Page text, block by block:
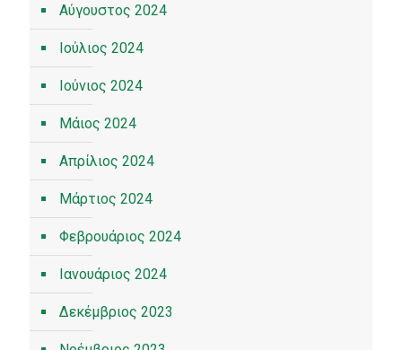
Αύγουστος 2024
Ιούλιος 2024
Ιούνιος 2024
Μάιος 2024
Απρίλιος 2024
Μάρτιος 2024
Φεβρουάριος 2024
Ιανουάριος 2024
Δεκέμβριος 2023